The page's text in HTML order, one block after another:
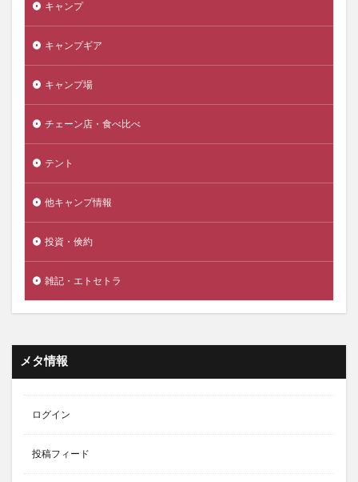
キャンプ
キャンプギア
キャンプ場
チェーン店・食べ比べ
テント
他キャンプ情報
投資・倹約
雑記・エトセトラ
メタ情報
ログイン
投稿フィード